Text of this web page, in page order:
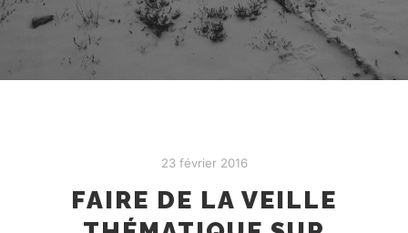
23 février 2016
FAIRE DE LA VEILLE